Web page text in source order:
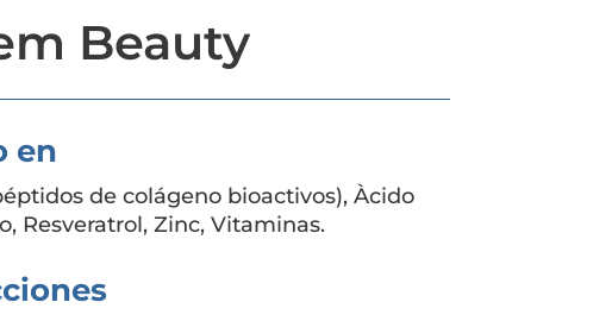
Beauty
en
de colágeno bioactivos), Àcido
Resveratrol, Zinc, Vitaminas.